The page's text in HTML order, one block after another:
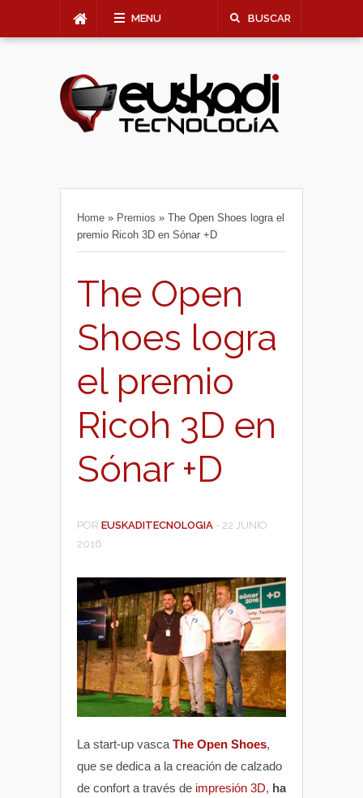
MENU BUSCAR
Home » Premios » The Open Shoes logra el
premio Ricoh 3D en Sónar +D
The Open
Shoes logra
el premio
Ricoh 3D en
Sónar +D
POR EUSKADITECNOLOGIA - 22 JUNIO
2016
La start-up vasca The Open Shoes,
que se dedica a la creación de calzado
de confort a través de impresión 3D, ha